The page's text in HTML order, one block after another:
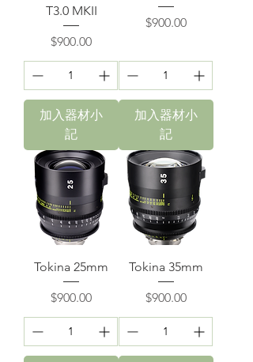
T3.0 MKII
價格
$900.00
加入器材小
記
價格
$900.00
加入器材小
記
Tokina 25mm
價格
$900.00
Tokina 35mm
價格
$900.00